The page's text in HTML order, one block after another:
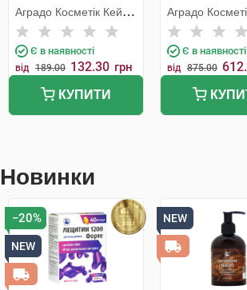
Аградо Косметік Кейр
3000 С.Л.У.
Є в наявності
від 189.00 132.30 грн
КУПИТИ
флакон
Аградо
3000 С.Л.У.
Є в наявності
від 875.00
Новинки
−20%
NEW
NEW